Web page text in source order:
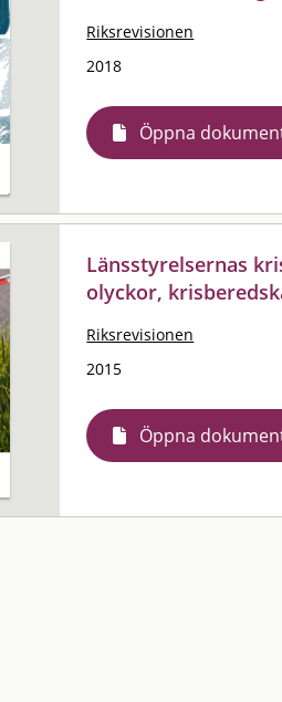
Riksrevisionen
2018
Öppna
Länsstyrelsernas
olyckor,
Riksrevisionen
2015
Öppna